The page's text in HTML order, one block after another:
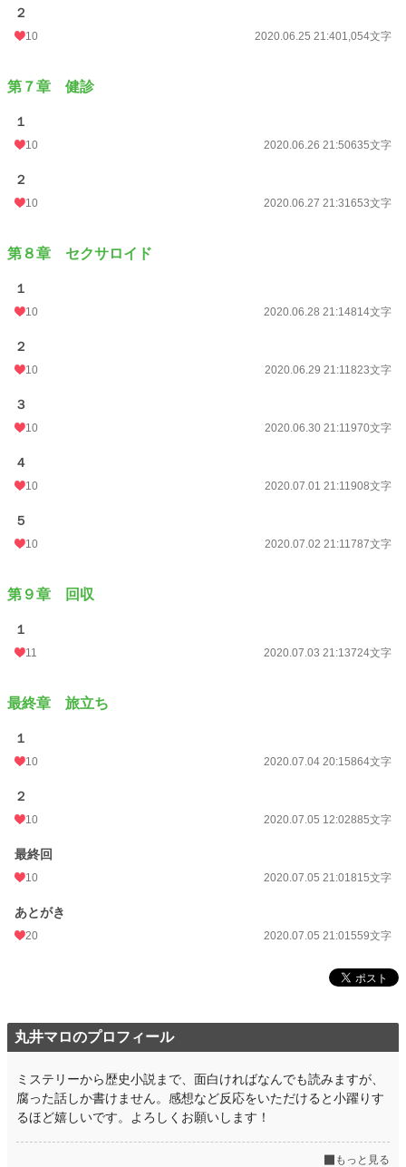
２
10 2020.06.25 21:401,054文字
第７章 健診
１
10 2020.06.26 21:50635文字
２
10 2020.06.27 21:31653文字
第８章 セクサロイド
１
10 2020.06.28 21:14814文字
２
10 2020.06.29 21:11823文字
３
10 2020.06.30 21:11970文字
４
10 2020.07.01 21:11908文字
５
10 2020.07.02 21:11787文字
第９章 回収
１
11 2020.07.03 21:13724文字
最終章 旅立ち
１
10 2020.07.04 20:15864文字
２
10 2020.07.05 12:02885文字
最終回
10 2020.07.05 21:01815文字
あとがき
20 2020.07.05 21:01559文字
丸井マロのプロフィール
ミステリーから歴史小説まで、面白ければなんでも読みますが、
腐った話しか書けません。感想など反応をいただけると小躍りす
るほど嬉しいです。よろしくお願いします！
もっと見る